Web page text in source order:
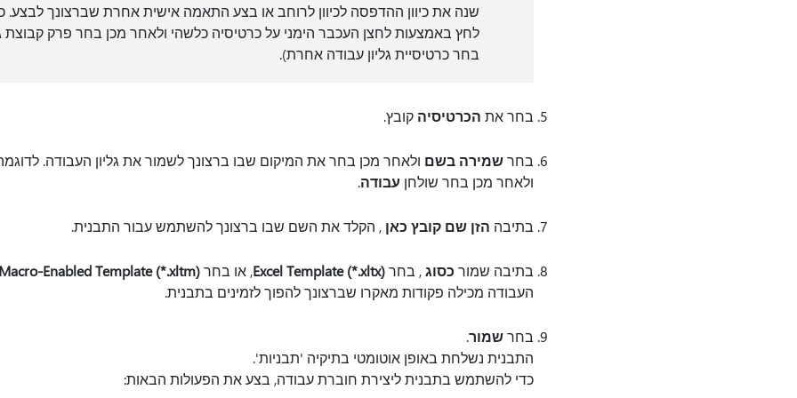
שנה את כיוון ההדפסה לכיוון לרוחב או בצע התאמה אישית אחרת שברצונך לבצע.
לחץ באמצעות לחצן העכבר הימני על כרטיסיה כלשהי ולאחר מכן בחר פרק קבוצת
בחר כרטיסיית גליון עבודה אחרת).
בחר את הכרטיסיה קובץ.
בחרשמירה בשם ולאחר מכן בחר את המיקום שבו ברצונך לשמור את גליון העבודה.
ולאחר מכן בחר שולחן עבודה.
בתיבה הזן שם קובץ כאן , הקלד את השם שבו ברצונך להשתמש עבור התבנית.
בתיבה שמור כסוג, בחרExcel Template (*.xltx), או בחרEnabled Template (*.xltm)
העבודה מכילה פקודות מאקרו שברצונך להפוך לזמינים בתבנית.
בחרשמור.
התבנית נשלחת באופן אוטומטי בתיקיה 'תבניות'.
כדי להשתמש בתבנית ליצירת חוברת עבודה, בצע את הפעולות הבאות: